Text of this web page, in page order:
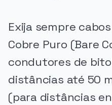
Exija sempre
Cobre Puro (Bare
condutores de
distâncias até 50
(para distâncias